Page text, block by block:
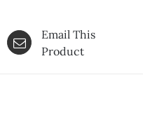
Email This
Product